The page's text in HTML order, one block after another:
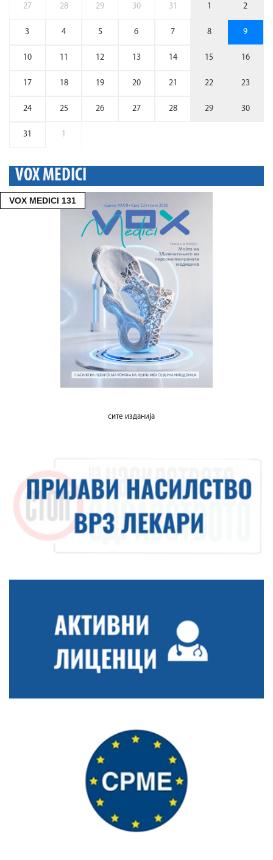
27 28 29 30 31 1 2
3 4 5 6 7 8 9
10 11 12 13 14 15 16
17 18 19 20 21 22 23
24 25 26 27 28 29 30
31 1
VOX MEDICI
VOX MEDICI 131
сите изданија